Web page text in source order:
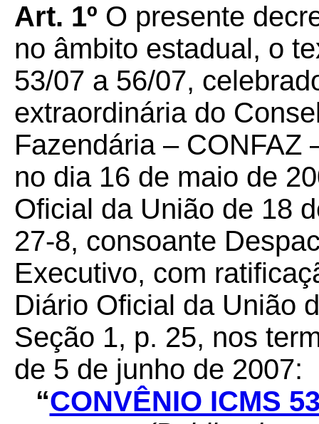
Art. 1º O presente
no âmbito estadual, o
53/07 a 56/07,
extraordinária do
Fazendária – CONFAZ
no dia 16 de maio de
Oficial da União de 18
27-8, consoante
Executivo, com
Diário Oficial da União
Seção 1, p. 25, nos
de 5 de junho de 2007:
“CONVÊNIO ICMS